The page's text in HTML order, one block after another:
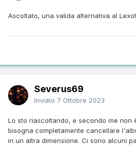
Ascoltato, una valida alternativa al
Severus69
Inviato 7 Ottobre 2023
Lo sto riascoltando, e secondo me non
bisogna completamente cancellare
in un altra dimensione. Ci sono alcuni